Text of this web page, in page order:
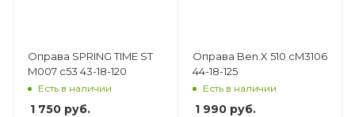
Оправа SPRING TIME ST
M007 с53 43-18-120
Есть в наличии
1 750 руб.
Оправа Ben.X 510 cM3106
44-18-125
Есть в наличии
1 990руб.